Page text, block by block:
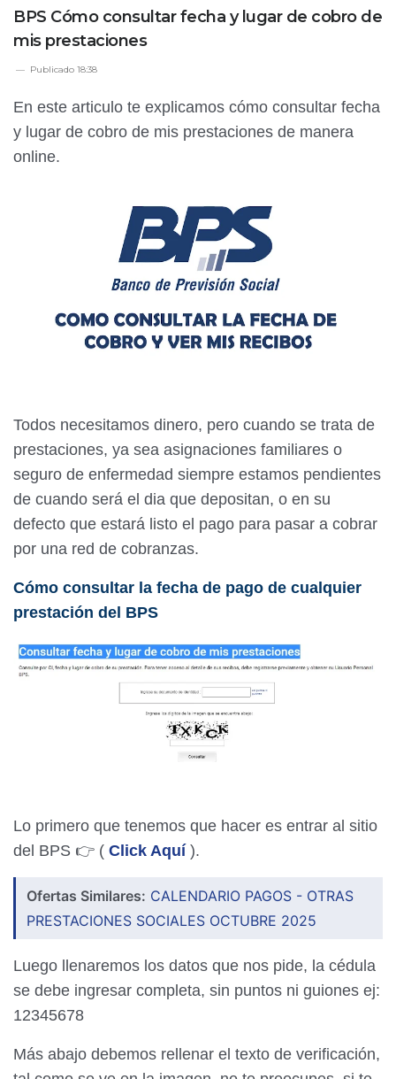
BPS Cómo consultar fecha y lugar de cobro de
mis prestaciones
Publicado 18:38
En este articulo te explicamos cómo consultar fecha
y lugar de cobro de mis prestaciones de manera
online.
Todos necesitamos dinero, pero cuando se trata de
prestaciones, ya sea asignaciones familiares o
seguro de enfermedad siempre estamos pendientes
de cuando será el dia que depositan, o en su
defecto que estará listo el pago para pasar a cobrar
por una red de cobranzas.
Cómo consultar la fecha de pago de cualquier
prestación del BPS
Lo primero que tenemos que hacer es entrar al sitio
del BPS 👉 ( Click Aquí ).
Ofertas Similares: CALENDARIO PAGOS - OTRAS
PRESTACIONES SOCIALES OCTUBRE 2025
Luego llenaremos los datos que nos pide, la cédula
se debe ingresar completa, sin puntos ni guiones ej:
12345678
Más abajo debemos rellenar el texto de verificación,